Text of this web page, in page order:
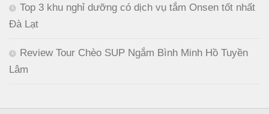
Top 3 khu nghỉ dưỡng có dịch vụ tắm Onsen tốt nhất
Đà Lạt
Review Tour Chèo SUP Ngắm Bình Minh Hồ Tuyền
Lâm